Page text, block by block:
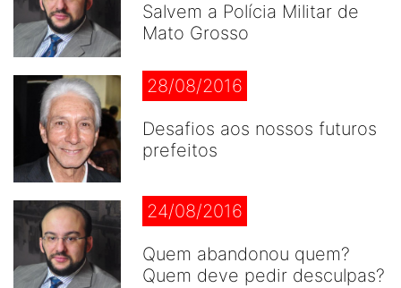
Salvem a Polícia Militar de
Mato Grosso
28/08/2016
Desafios aos nossos futuros
prefeitos
24/08/2016
Quem abandonou quem?
Quem deve pedir desculpas?